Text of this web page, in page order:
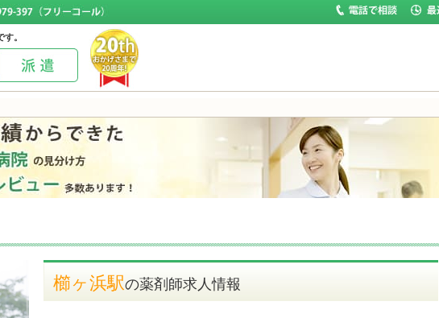
。
櫛ヶ浜駅の薬剤師求人情報